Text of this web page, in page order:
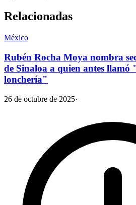
Relacionadas
México
Rubén Rocha Moya nombra
de Sinaloa a quien antes llamó
lonchería"
26 de octubre de 2025·